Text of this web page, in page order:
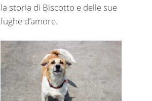
la storia di Biscotto e delle sue
fughe d’amore.